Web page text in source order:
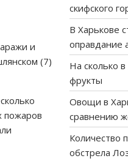
и
(7)
пожаров
скифского
В Харькове
оправдание
На сколько
фрукты
Овощи в
сравнению
Количество
обстрела